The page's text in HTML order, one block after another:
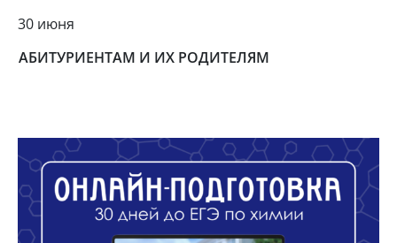
30 июня
АБИТУРИЕНТАМ И ИХ РОДИТЕЛЯМ